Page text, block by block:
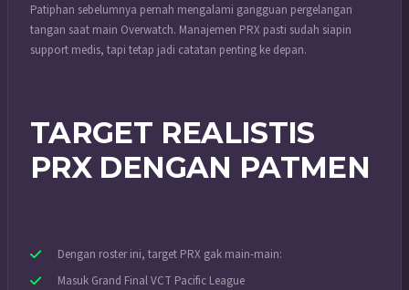
Patiphan sebelumnya pernah mengalami gangguan pergelangan
tangan saat main Overwatch. Manajemen PRX pasti sudah siapin
support medis, tapi tetap jadi catatan penting ke depan.
TARGET REALISTIS
PRX DENGAN PATMEN
Dengan roster ini, target PRX gak main-main:
Masuk Grand Final VCT Pacific League